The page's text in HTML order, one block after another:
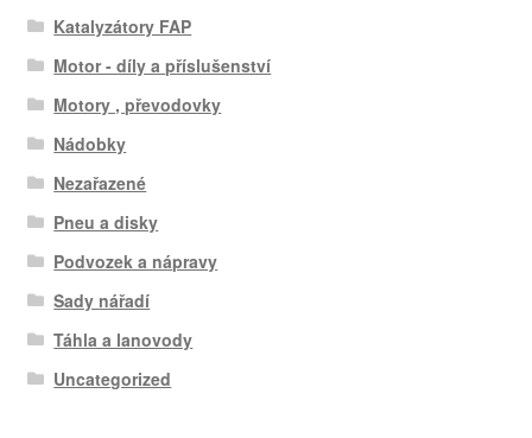
Katalyzátory FAP
Motor - díly a příslušenství
Motory , převodovky
Nádobky
Nezařazené
Pneu a disky
Podvozek a nápravy
Sady nářadí
Táhla a lanovody
Uncategorized